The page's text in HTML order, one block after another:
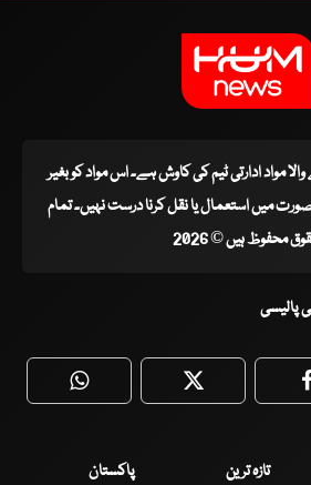
والا مواد ادارتی ٹیم کی کاوش ہے۔ اس مواد کو بغیر
میں استعمال یا نقل کرنا درست نہیں۔ تمام
محفوظ ہیں © 2026
پالیسی
WhatsApp Twitter
تازہ ترین
پاکستان